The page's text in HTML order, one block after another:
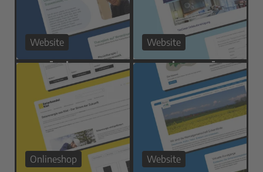
Website Website
Onlineshop Website